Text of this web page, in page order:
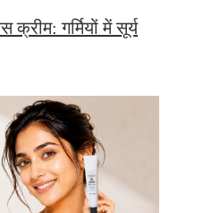
गर्मियों में सूर्य